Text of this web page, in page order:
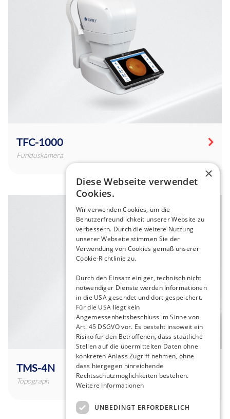
TFC-1000
Funduskamera
TMS-4N
Topograph
×
Diese Webseite verwendet
Cookies.
Wir verwenden Cookies, um die
Benutzerfreundlichkeit unserer Website zu
verbessern. Durch die weitere Nutzung
unserer Webseite stimmen Sie der
Verwendung von Cookies gemäß unserer
Cookie-Richtlinie zu.
Durch den Einsatz einiger, technisch nicht
notwendiger Dienste werden Informationen
in die USA gesendet und dort gespeichert.
Für die USA liegt kein
Angemessenheitsbeschluss im Sinne von
Art. 45 DSGVO vor. Es besteht insoweit ein
Risiko für den Betroffenen, dass staatliche
Stellen auf die übermittelten Daten ohne
konkreten Anlass Zugriff nehmen, ohne
dass hiergegen hinreichende
Rechtsschutzmöglichkeiten bestehen.
Weitere Informationen
UNBEDINGT ERFORDERLICH